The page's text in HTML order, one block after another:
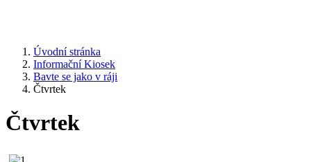
Úvodní stránka
Informační Kiosek
Bavte se jako v ráji
Čtvrtek
Čtvrtek